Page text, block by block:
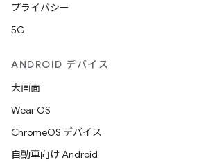
プライバシー
5G
ANDROID デバイス
大画面
Wear OS
ChromeOS デバイス
自動車向け Android